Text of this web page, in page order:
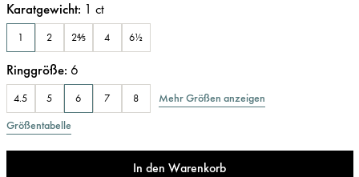
Karatgewicht: 1 ct
1 2 2⅘ 4 6½
Ringgröße: 6
4.5 5 6 7 8
Mehr Größen anzeigen
Größentabelle
In den Warenkorb